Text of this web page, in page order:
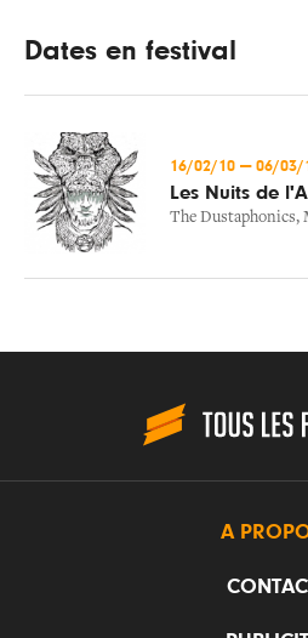
Dates en festival
16/02/10 — 06/03/
Les Nuits de
The Dustaphonics,
A